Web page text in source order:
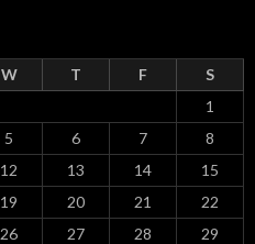
W T F
S
1
5 6 7
8
12 13 14
15
19 20 21
22
26 27 28
29